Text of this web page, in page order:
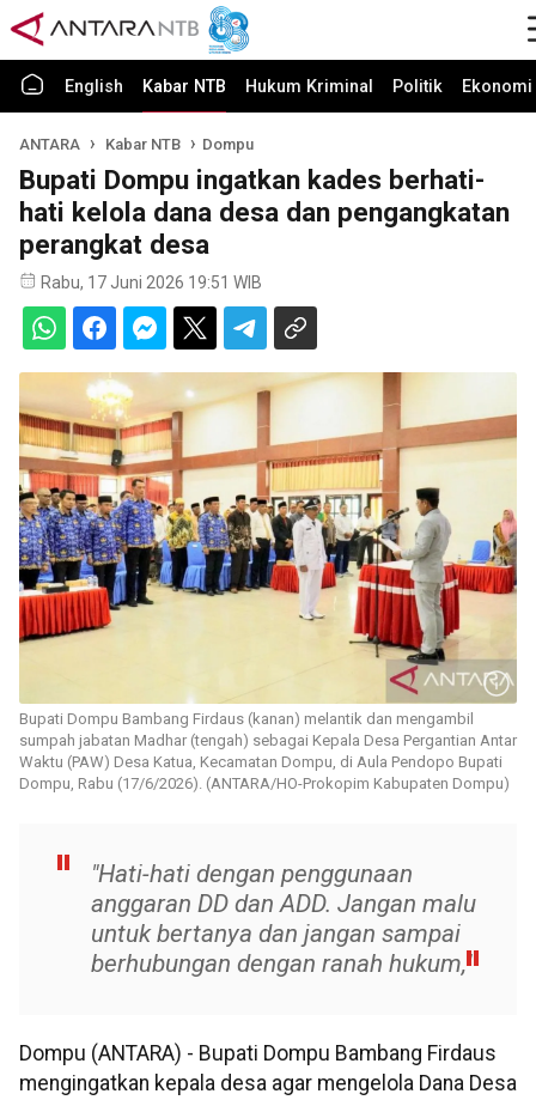
English Kabar NTB Hukum Kriminal Politik
ANTARA Kabar NTB Dompu
Bupati Dompu ingatkan kades berhati-
hati kelola dana desa dan pengangkatan
perangkat desa
Rabu, 17 Juni 2026 19:51 WIB
Bupati Dompu Bambang Firdaus (kanan) melantik dan mengambil
sumpah jabatan Madhar (tengah) sebagai Kepala Desa Pergantian Antar
Waktu (PAW) Desa Katua, Kecamatan Dompu, di Aula Pendopo Bupati
Dompu, Rabu (17/6/2026). (ANTARA/HO-Prokopim Kabupaten Dompu)
"Hati-hati dengan penggunaan
anggaran DD dan ADD. Jangan malu
untuk bertanya dan jangan sampai
berhubungan dengan ranah hukum,"
Dompu (ANTARA) - Bupati Dompu Bambang Firdaus
mengingatkan kepala desa agar mengelola Dana Desa